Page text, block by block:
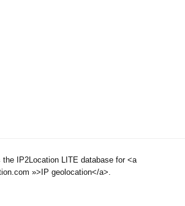
the IP2Location LITE database for <a
»>IP geolocation</a>.